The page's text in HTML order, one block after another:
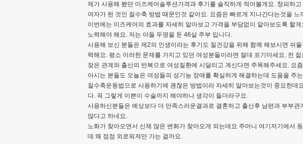
제가 사용해 봤던 미즈케어솔루션가격과 후기를 솔직하게 적어볼게요. 창피하
여자가 된 것인 질수축 방법 때문인것 같아요. 요즘은 빠르게 지나간다는것을 느
이번에는 미즈케어의 효과를 자세히 알아보고 가격을 부담없이 알아보도록 할
노력해야 해요. 저는 아들 두명을 둔 46살 주부 입니다.
사용해 보신 분들은 제2의 인생이라는 후기도 질건강을 위해 함께 해보시면 쉬
력해요. 평소 이러한 문제를 가지고 있던 여성분들이라면 절대 포기마세요. 전
잦은 관계와 출산의 반복으로 여성질환에 시달리고 계신다면 주목해주세요. 요
아시는 분들도 오늘은 여성들의 성기능 장애를 확실하게 해결하는데 도움을 주
질수축운동법으로 사용하기에 괜찮은 방법이라 자세히 알아보는것이 중요한
다. 꼭 그렇게 이쁜이 수술까지 해야하나 생각이 들더라구요.
사용하신분들은 예상보다 더 만족스러운결과로 결혼하고 출산후 남편과 부부
많다고 하네요.
노화가 찾아오면서 신체 많은 변화가 찾아오게 되는데요 주머니 여기저기에서
데 왜 점점 외로워져만 가는 걸까요.